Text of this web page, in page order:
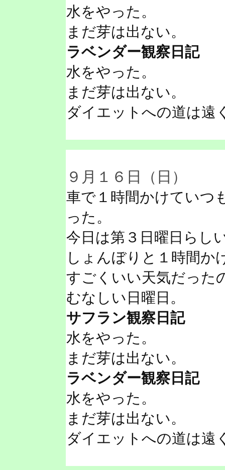
水をやった。
まだ芽は出ない。
ラベンダー観察日記
水をやった。
まだ芽は出ない。
ダイエットへの道は遠
９月１６日（日）
車で１時間かけていつ
った。
今日は第３日曜日らし
しょんぼりと１時間か
すごくいい天気だった
むなしい日曜日。
サフラン観察日記
水をやった。
まだ芽は出ない。
ラベンダー観察日記
水をやった。
まだ芽は出ない。
ダイエットへの道は遠